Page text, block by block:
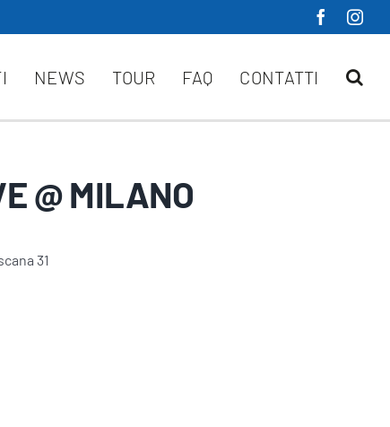
NEWS TOUR FAQ CONTATTI
@ MILANO
31